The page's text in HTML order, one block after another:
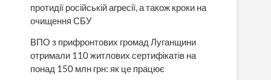
протидії російській агресії, а також кроки на
очищення СБУ
ВПО з прифронтових громад Луганщини
отримали 110 житлових сертифікатів на
понад 150 млн грн: як це працює